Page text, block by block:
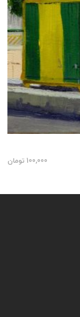
100,000 تومان